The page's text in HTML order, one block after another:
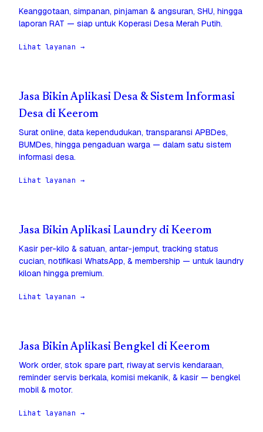
Keanggotaan, simpanan, pinjaman & angsuran, SHU, hingga
laporan RAT — siap untuk Koperasi Desa Merah Putih.
Lihat layanan →
Jasa Bikin Aplikasi Desa & Sistem Informasi
Desa di Keerom
Surat online, data kependudukan, transparansi APBDes,
BUMDes, hingga pengaduan warga — dalam satu sistem
informasi desa.
Lihat layanan →
Jasa Bikin Aplikasi Laundry di Keerom
Kasir per-kilo & satuan, antar-jemput, tracking status
cucian, notifikasi WhatsApp, & membership — untuk laundry
kiloan hingga premium.
Lihat layanan →
Jasa Bikin Aplikasi Bengkel di Keerom
Work order, stok spare part, riwayat servis kendaraan,
reminder servis berkala, komisi mekanik, & kasir — bengkel
mobil & motor.
Lihat layanan →